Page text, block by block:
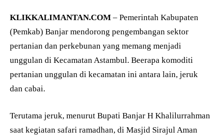
KLIKKALIMANTAN.COM – Pemerintah Kabupaten
(Pemkab) Banjar mendorong pengembangan sektor
pertanian dan perkebunan yang memang menjadi
unggulan di Kecamatan Astambul. Beerapa komoditi
pertanian unggulan di kecamatan ini antara lain, jeruk
dan cabai.
Terutama jeruk, menurut Bupati Banjar H Khalilurrahman
saat kegiatan safari ramadhan, di Masjid Sirajul Aman